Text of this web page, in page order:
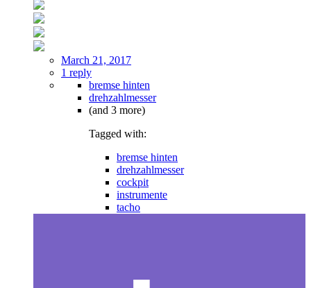
March 21, 2017
1 reply
bremse hinten
drehzahlmesser
(and 3 more)
Tagged with:
bremse hinten
drehzahlmesser
cockpit
instrumente
tacho